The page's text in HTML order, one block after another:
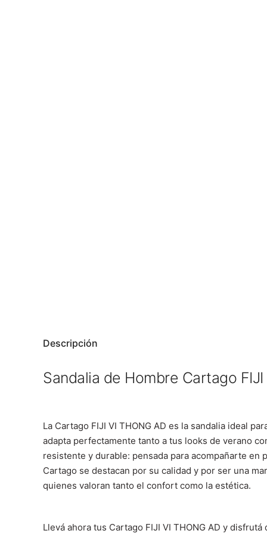
Descripción
Sandalia de Hombre Cartago FIJI
La Cartago FIJI VI THONG AD es la sandalia ideal
adapta perfectamente tanto a tus looks de verano
resistente y durable: pensada para acompañarte en
Cartago se destacan por su calidad y por ser una
quienes valoran tanto el confort como la estética.
Llevá ahora tus Cartago FIJI VI THONG AD y